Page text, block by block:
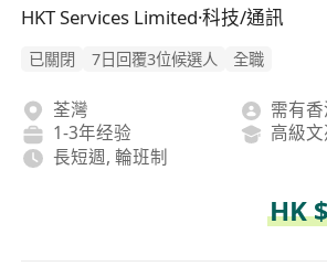
HKT Services Limited·科技/通訊
已關閉 7日回覆3位候選人 全職
荃灣
需有
1-3年经验
高級
長短週, 輪班制
HK